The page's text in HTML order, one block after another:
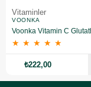
Vitaminler
VOONKA
★ ★ ★ ★ ★
₺222,00